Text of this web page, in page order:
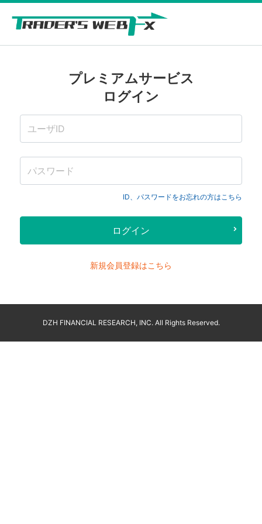
プレミアムサービス
ログイン
ID、パスワードをお忘れの方はこちら
新規会員登録はこちら
DZH FINANCIAL RESEARCH, INC. All Rights Reserved.